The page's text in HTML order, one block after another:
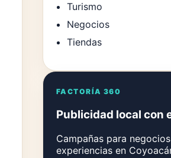
Turismo
Negocios
Tiendas
FACTORÍA 360
Publicidad local con
Campañas para
experiencias en